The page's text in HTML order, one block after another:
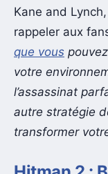
Kane and
rappeler aux
que vous
votre
l’assassinat
autre stratégie
transformer